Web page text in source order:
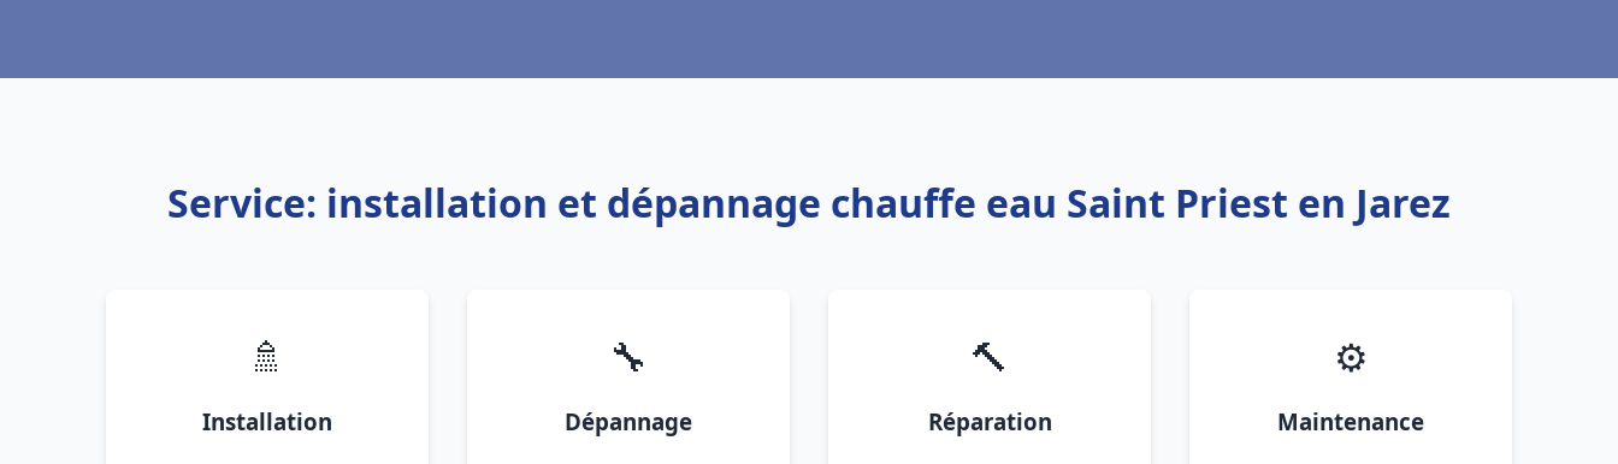
Service: installation et dépannage chauffe eau Saint Priest en Jarez
🚿
Installation
🔧
Dépannage
🔨
Réparation
⚙️
Maintenance